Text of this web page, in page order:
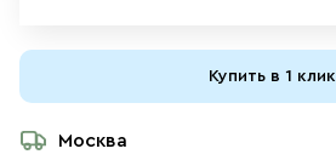
Купить в 1 клик
Москва